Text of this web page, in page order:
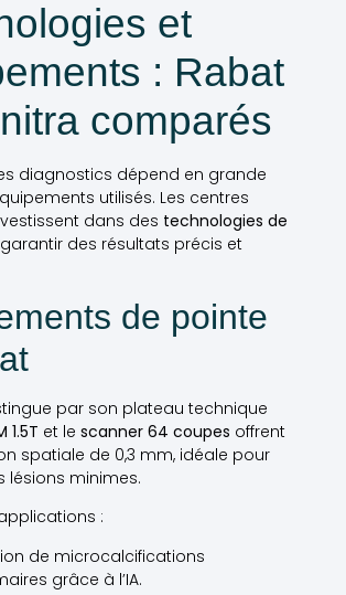
et
: Rabat
comparés
diagnostics dépend en grande
utilisés. Les centres
dans des technologies de
des résultats précis et
de pointe
par son plateau technique
1.5T et le scanner 64 coupes offrent
spatiale de 0,3 mm, idéale pour
lésions minimes.
:
de microcalcifications
grâce à l’IA.